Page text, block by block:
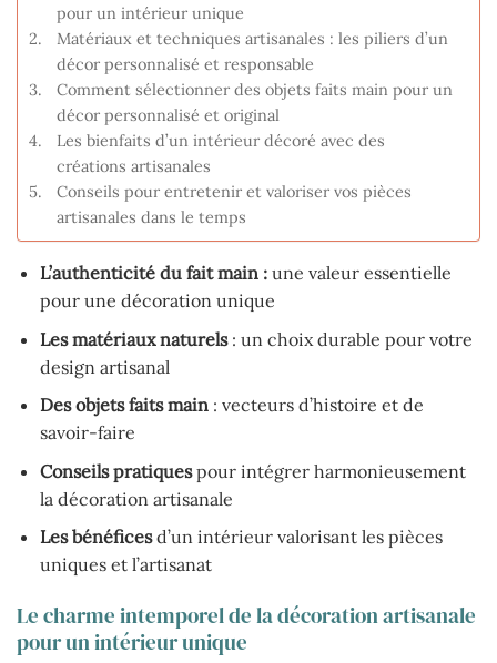
pour un intérieur unique
Matériaux et techniques artisanales : les piliers d’un
décor personnalisé et responsable
Comment sélectionner des objets faits main pour un
décor personnalisé et original
Les bienfaits d’un intérieur décoré avec des
créations artisanales
Conseils pour entretenir et valoriser vos pièces
artisanales dans le temps
L’authenticité du fait main :une valeur essentielle
pour une décoration unique
Les matériaux naturels: un choix durable pour votre
design artisanal
Des objets faits main: vecteurs d’histoire et de
savoir-faire
Conseils pratiquespour intégrer harmonieusement
la décoration artisanale
Les bénéficesd’un intérieur valorisant les pièces
uniques et l’artisanat
Le charme intemporel de la décoration artisanale
pour un intérieur unique